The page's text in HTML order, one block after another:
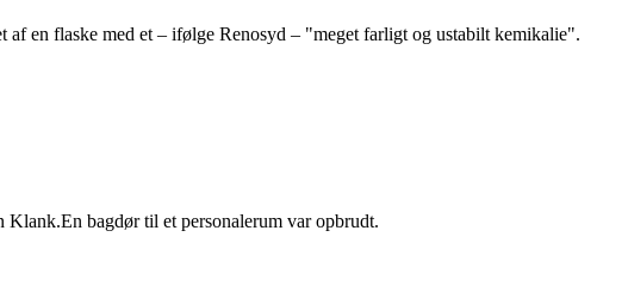
en flaske med et – ifølge Renosyd – "meget farligt og ustabilt kemikalie".
bagdør til et personalerum var opbrudt.